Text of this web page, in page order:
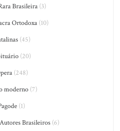
Brasileira (3)
Ortodoxa (10)
(45)
(20)
(248)
moderno (7)
(1)
Brasileiros(6)